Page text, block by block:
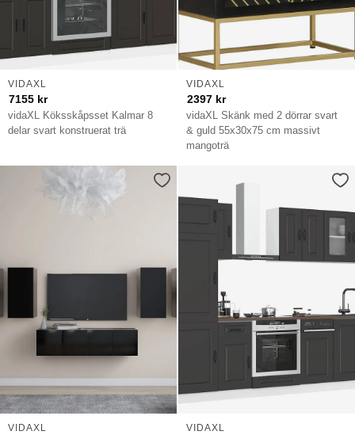
vidaXL Köksskåpsset Kalmar 8
delar svart konstruerat trä
VIDAXL
7155 kr
vidaXL Skänk med 2 dörrar svart
& guld 55x30x75 cm massivt
mangoträ
VIDAXL
2397 kr
VIDAXL VIDAXL